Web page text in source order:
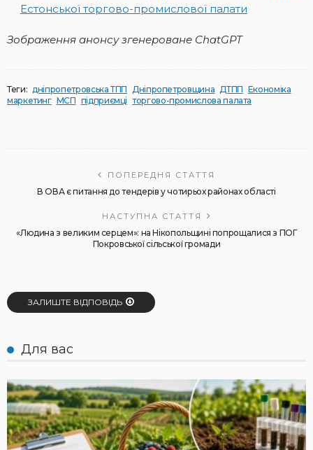
Естонської торгово-промислової палати
Зображення анонсу згенероване ChatGPT
Теги: дніпропетровська ТПП Дніпропетровщина ДТПП Економіка
маркетинг МСП підприємці торгово-промислова палата
ПОПЕРЕДНЯ СТАТТЯ
В ОВА є питання до тендерів у чотирьох районах області
НАСТУПНА СТАТТЯ
«Людина з великим серцем»: на Нікопольщині попрощалися з ПОГ
Покровської сільської громади
ЗАЛИШТЕ ВІДПОВІДЬ
Для вас